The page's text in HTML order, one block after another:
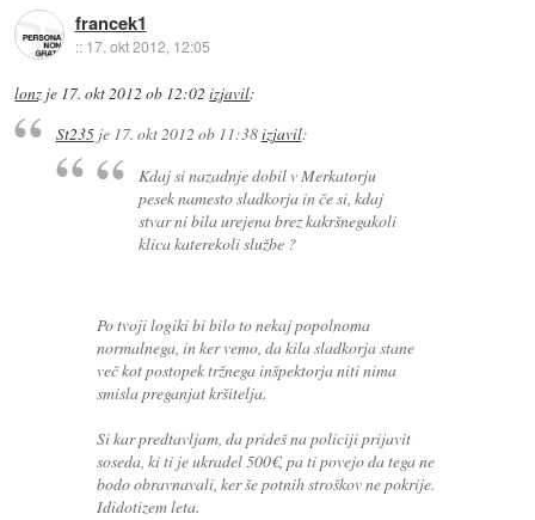
francek1
:: 17. okt 2012, 12:05
lonz je 17. okt 2012 ob 12:02 izjavil:
St235je 17. okt 2012 ob 11:38izjavil:
Kdaj si nazadnje dobil v Merkatorju
pesek namesto sladkorja in če si, kdaj
stvar ni bila urejena brez kakršnegakoli
klica katerekoli službe ?
Po tvoji logiki bi bilo to nekaj popolnoma
normalnega, in ker vemo, da kila sladkorja stane
več kot postopek tržnega inšpektorja niti nima
smisla preganjat kršitelja.
Si kar predtavljam, da prideš na policiji prijavit
soseda, ki ti je ukradel 500€, pa ti povejo da tega ne
bodo obravnavali, ker še potnih stroškov ne pokrije.
Ididotizem leta.